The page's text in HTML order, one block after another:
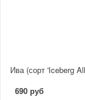
Ива (сорт 'Iceberg
690 руб